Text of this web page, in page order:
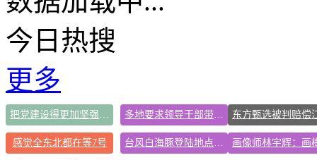
今日热搜
更多
把党建设得更加坚强有力 多地要求领导干部带头休假
感觉全东北都在等7号 台风白海豚登陆地点更新